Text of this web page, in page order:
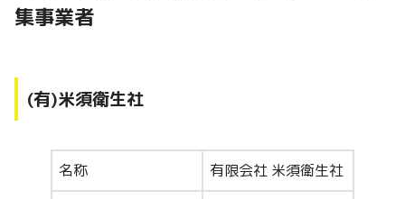
集事業者
(有)米須衛生社
名称 有限会社 米須衛生社